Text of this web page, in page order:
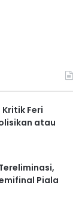
Feri
atau
Piala